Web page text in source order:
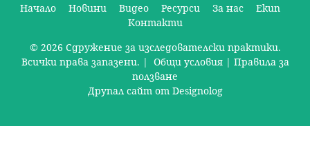
с
в
Начало Новини Видео Ресурси За нас
Екип
Контакти
© 2026 Сдружение за изследователски практики.
Всички права запазени. | Общи условия| Правила за
ползване
Друпал сайт от Designolog